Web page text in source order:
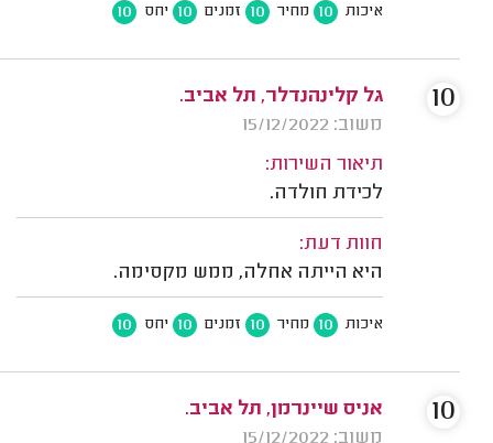
איכות 10 מחיר 10 זמנים 10 יחס 10
גל קלינהנדלר, תל אביב.
משוב: 15/12/2022
תיאור השירות:
לכידת חולדה.
חוות דעת:
היא הייתה אחלה, ממש מקסימה.
איכות 10 מחיר 10 זמנים 10 יחס 10
10
אניס שיינרמן, תל אביב.
10